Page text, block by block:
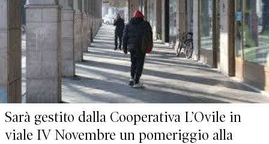
Sarà gestito dalla Cooperativa L’Ovile in
viale IV Novembre un pomeriggio alla